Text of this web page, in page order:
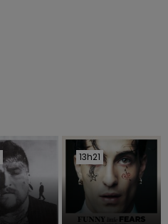
13h21
13h21